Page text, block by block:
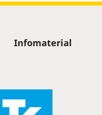
Infomaterial